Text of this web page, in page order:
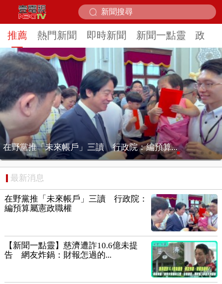
推薦 熱門新聞 即時新聞 新聞一點靈 政治
沖繩直擊白海豚颱風眼 末日狂風…秒變無風...
最新消息
在野黨推「未來帳戶」三讀 行政院：
編預算屬憲政職權
【新聞一點靈】慈濟遭詐10.6億未提
告 網友炸鍋：財報怎過的...